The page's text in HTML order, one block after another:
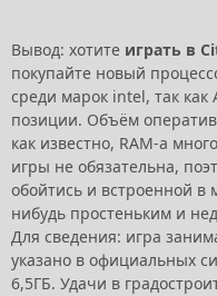
Вывод: хотите играть в
покупайте новый
среди марок intel, так как
позиции. Объём
как известно, RAM-а
игры не обязательна,
обойтись и встроенной в
нибудь простеньким и
Для сведения: игра
указано в официальных
6,5ГБ. Удачи в